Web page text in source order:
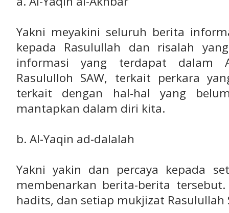
Yakni meyakini seluruh berita
kepada Rasulullah dan risalah
informasi yang terdapat dalam
Rasululloh SAW, terkait perkara
terkait dengan hal-hal yang
mantapkan dalam diri kita.
b. Al-Yaqin ad-dalalah
Yakni yakin dan percaya kepada
membenarkan berita-berita
hadits, dan setiap mukjizat Rasulullah